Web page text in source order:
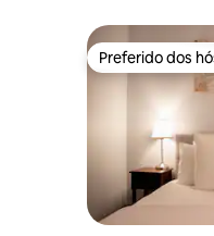
Preferido dos
Preferido dos